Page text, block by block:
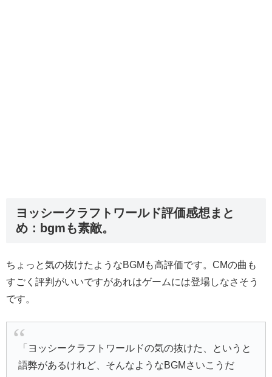
ヨッシークラフトワールド評価感想まと
め：bgmも素敵。
ちょっと気の抜けたようなBGMも高評価です。CMの曲も
すごく評判がいいですがあれはゲームには登場しなさそう
です。
「ヨッシークラフトワールドの気の抜けた、というと
語弊があるけれど、そんなようなBGMさいこうだ